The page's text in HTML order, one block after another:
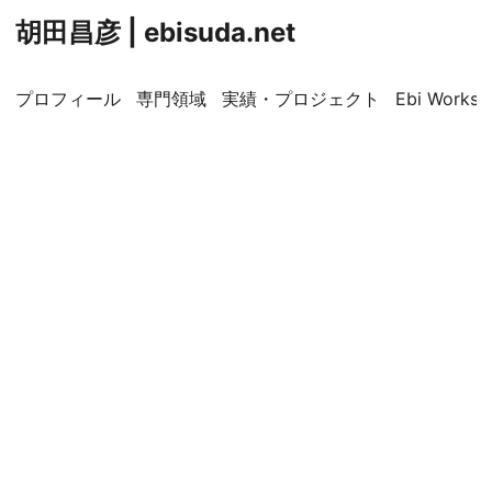
胡田昌彦 | ebisuda.net
プロフィール 専門領域 実績・プロジェクト Ebi